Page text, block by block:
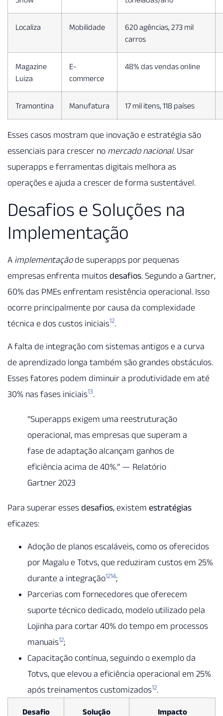
Localiza Mobilidade
620 agências, 273 mil
carros
Magazine
Luiza
E-
commerce
48% das vendas online
Tramontina Manufatura 17 mil itens, 118 países
Esses casos mostram que inovação e estratégia são
essenciais para crescer no mercado nacional. Usar
superapps e ferramentas digitais melhora as
operações e ajuda a crescer de forma sustentável.
Desafios e Soluções na
Implementação
A implementaçãode superapps por pequenas
empresas enfrenta muitos desafios. Segundo a Gartner,
60% das PMEs enfrentam resistência operacional. Isso
ocorre principalmente por causa da complexidade
técnica e dos custos iniciais12.
A falta de integração com sistemas antigos e a curva
de aprendizado longa também são grandes obstáculos.
Esses fatores podem diminuir a produtividade em até
30% nas fases iniciais13.
“Superapps exigem uma reestruturação
operacional, mas empresas que superam a
fase de adaptação alcançam ganhos de
eficiência acima de 40%.” — Relatório
Gartner 2023
Para superar esses desafios, existem estratégias
eficazes:
Adoção de planos escaláveis, como os oferecidos
por Magalu e Totvs, que reduziram custos em 25%
durante a integração1214;
Parcerias com fornecedores que oferecem
suporte técnico dedicado, modelo utilizado pela
Lojinha para cortar 40% do tempo em processos
manuais12;
Capacitação contínua, seguindo o exemplo da
Totvs, que elevou a eficiência operacional em 25%
após treinamentos customizados12.
Desafio Solução Impacto